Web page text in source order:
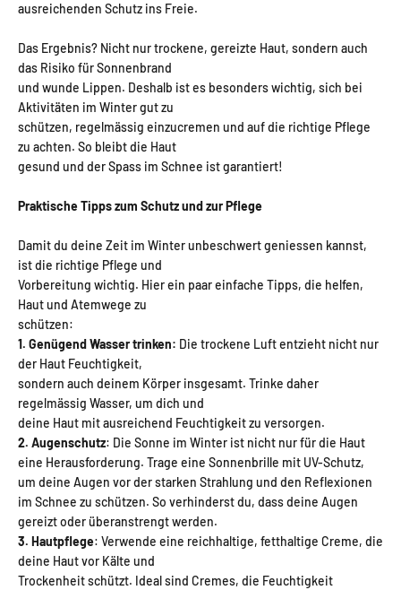
ausreichenden Schutz ins Freie.
Das Ergebnis? Nicht nur trockene, gereizte Haut, sondern auch
das Risiko für Sonnenbrand
und wunde Lippen. Deshalb ist es besonders wichtig, sich bei
Aktivitäten im Winter gut zu
schützen, regelmässig einzucremen und auf die richtige Pflege
zu achten. So bleibt die Haut
gesund und der Spass im Schnee ist garantiert!
Praktische Tipps zum Schutz und zur Pflege
Damit du deine Zeit im Winter unbeschwert geniessen kannst,
ist die richtige Pflege und
Vorbereitung wichtig. Hier ein paar einfache Tipps, die helfen,
Haut und Atemwege zu
schützen:
1. Genügend Wasser trinken: Die trockene Luft entzieht nicht nur
der Haut Feuchtigkeit,
sondern auch deinem Körper insgesamt. Trinke daher
regelmässig Wasser, um dich und
deine Haut mit ausreichend Feuchtigkeit zu versorgen.
2. Augenschutz: Die Sonne im Winter ist nicht nur für die Haut
eine Herausforderung. Trage eine Sonnenbrille mit UV-Schutz,
um deine Augen vor der starken Strahlung und den Reflexionen
im Schnee zu schützen. So verhinderst du, dass deine Augen
gereizt oderüberanstrengt werden.
3. Hautpflege: Verwende eine reichhaltige, fetthaltige Creme, die
deine Haut vor Kälte und
Trockenheit schützt. Ideal sind Cremes, die Feuchtigkeit